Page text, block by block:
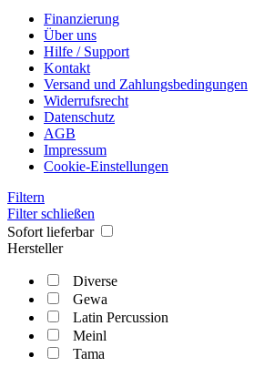
Finanzierung
Über uns
Hilfe / Support
Kontakt
Versand und Zahlungsbedingungen
Widerrufsrecht
Datenschutz
AGB
Impressum
Cookie-Einstellungen
Filtern
Filter schließen
Sofort lieferbar
Hersteller
Diverse
Gewa
Latin Percussion
Meinl
Tama